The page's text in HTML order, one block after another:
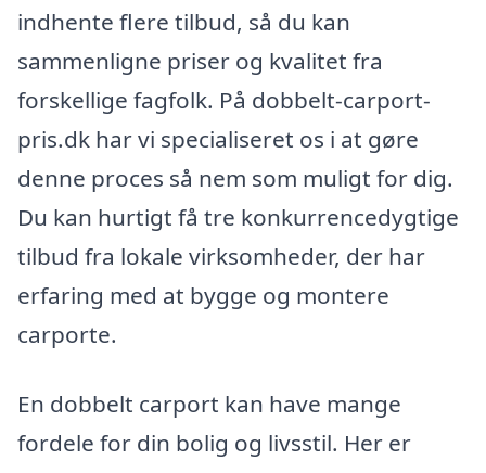
indhente flere tilbud, så du kan
sammenligne priser og kvalitet fra
forskellige fagfolk. På dobbelt-carport-
pris.dk har vi specialiseret os i at gøre
denne proces så nem som muligt for dig.
Du kan hurtigt få tre konkurrencedygtige
tilbud fra lokale virksomheder, der har
erfaring med at bygge og montere
carporte.
En dobbelt carport kan have mange
fordele for din bolig og livsstil. Her er